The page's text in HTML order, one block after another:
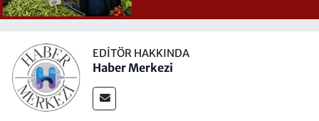
EDITÖR HAKKINDA
Haber Merkezi